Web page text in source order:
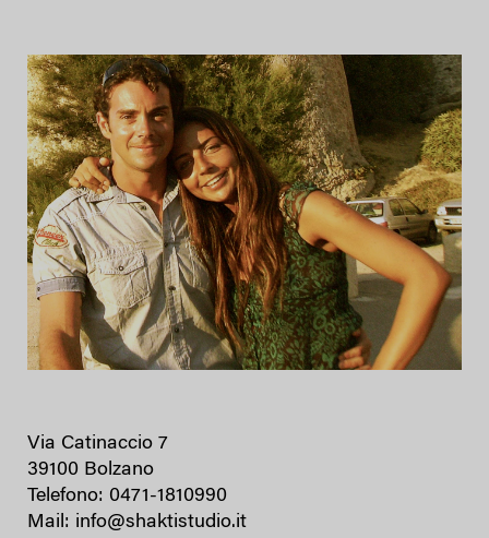
Via Catinaccio 7
39100 Bolzano
Telefono: 0471-1810990
Mail: info@shaktistudio.it